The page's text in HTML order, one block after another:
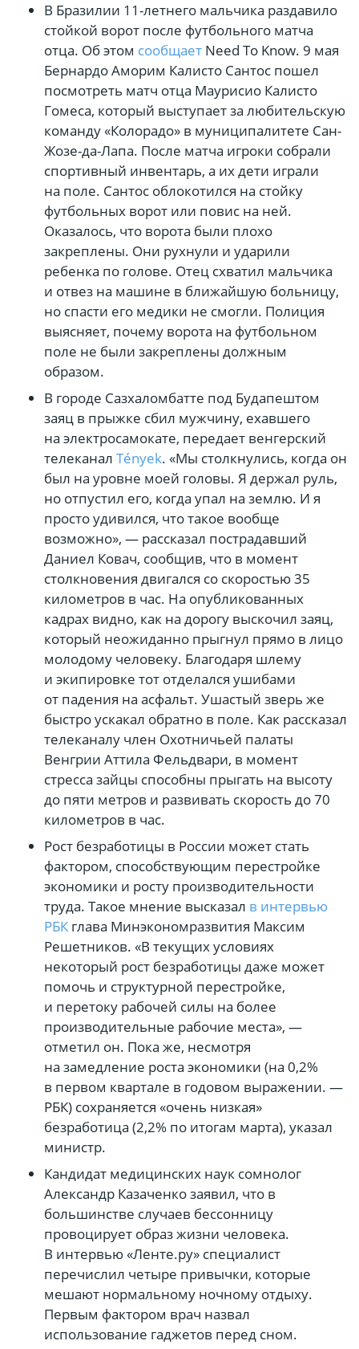
В Бразилии 11-летнего мальчика раздавило
стойкой ворот после футбольного матча
отца. Об этом сообщает Need To Know. 9 мая
Бернардо Аморим Калисто Сантос пошел
посмотреть матч отца Маурисио Калисто
Гомеса, который выступает за любительскую
команду «Колорадо» в муниципалитете Сан-
Жозе-да-Лапа. После матча игроки собрали
спортивный инвентарь, а их дети играли
на поле. Сантос облокотился на стойку
футбольных ворот или повис на ней.
Оказалось, что ворота были плохо
закреплены. Они рухнули и ударили
ребенка по голове. Отец схватил мальчика
и отвез на машине в ближайшую больницу,
но спасти его медики не смогли. Полиция
выясняет, почему ворота на футбольном
поле не были закреплены должным
образом.
В городе Сазхаломбатте под Будапештом
заяц в прыжке сбил мужчину, ехавшего
на электросамокате, передает венгерский
телеканал Tények. «Мы столкнулись, когда он
был на уровне моей головы. Я держал руль,
но отпустил его, когда упал на землю. И я
просто удивился, что такое вообще
возможно», — рассказал пострадавший
Даниел Ковач, сообщив, что в момент
столкновения двигался со скоростью 35
километров в час. На опубликованных
кадрах видно, как на дорогу выскочил заяц,
который неожиданно прыгнул прямо в лицо
молодому человеку. Благодаря шлему
и экипировке тот отделался ушибами
от падения на асфальт. Ушастый зверь же
быстро ускакал обратно в поле. Как рассказал
телеканалу член Охотничьей палаты
Венгрии Аттила Фельдвари, в момент
стресса зайцы способны прыгать на высоту
до пяти метров и развивать скорость до 70
километров в час.
Рост безработицы в России может стать
фактором, способствующим перестройке
экономики и росту производительности
труда. Такое мнение высказал в интервью
РБК глава Минэкономразвития Максим
Решетников. «В текущих условиях
некоторый рост безработицы даже может
помочь и структурной перестройке,
и перетоку рабочей силы на более
производительные рабочие места», —
отметил он. Пока же, несмотря
на замедление роста экономики (на 0,2%
в первом квартале в годовом выражении. —
РБК) сохраняется «очень низкая»
безработица (2,2% по итогам марта), указал
министр.
Кандидат медицинских наук сомнолог
Александр Казаченко заявил, что в
большинстве случаев бессонницу
провоцирует образ жизни человека.
В интервью «Ленте.ру» специалист
перечислил четыре привычки, которые
мешают нормальному ночному отдыху.
Первым фактором врач назвал
использование гаджетов перед сном.